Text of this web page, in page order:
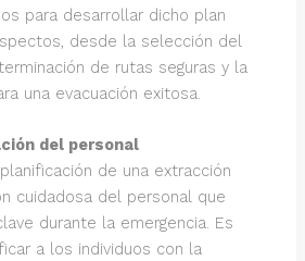
para desarrollar dicho plan
desde la selección del
de rutas seguras y la
una evacuación exitosa.
del personal
de una extracción
cuidadosa del personal que
durante la emergencia. Es
a los individuos con la